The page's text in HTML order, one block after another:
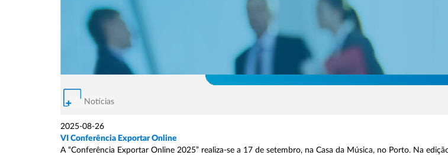
Notícias
2025-08-26
VI Conferência Exportar Online
A “Conferência Exportar Online 2025” realiza-se a 17 de setembro, na Casa da Música, no Porto. Na